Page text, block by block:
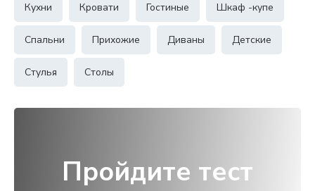
Кухни Кровати Гостиные Шкаф -купе
Спальни Прихожие Диваны Детские
Стулья Столы
Пройдите тест